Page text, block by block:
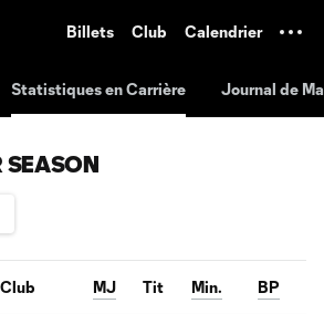
Billets Club Calendrier
Statistiques en Carrière Journal de
SEASON
Club MJ Tit Min. BP